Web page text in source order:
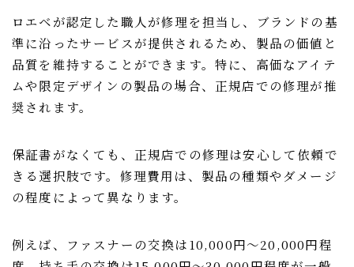
ロエベが認定した職人が修理を担当し、ブランドの基
準に沿ったサービスが提供されるため、製品の価値と
品質を維持することができます。特に、高価なアイテ
ムや限定デザインの製品の場合、正規店での修理が推
奨されます。
保証書がなくても、正規店での修理は安心して依頼で
きる選択肢です。修理費用は、製品の種類やダメージ
の程度によって異なります。
例えば、ファスナーの交換は10,000円〜20,000円程